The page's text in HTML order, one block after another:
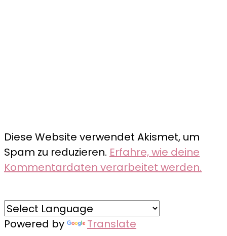
Diese Website verwendet Akismet, um
Spam zu reduzieren. Erfahre, wie deine
Kommentardaten verarbeitet werden.
Powered by Translate